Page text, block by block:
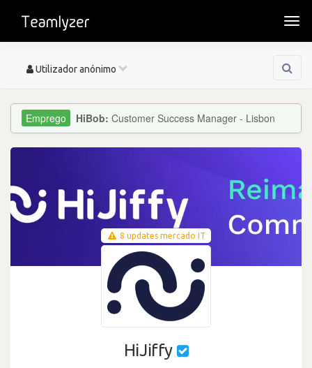
Toggle
Utilizador anónimo
HiBob: Customer Success Manager - Lisbon
8 updates mercado IT
HiJiffy